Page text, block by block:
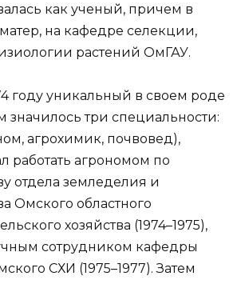
как ученый, причем в
на кафедре селекции,
растений ОмГАУ.
году уникальный в своем роде
значилось три специальности:
агрохимик, почвовед),
работать агрономом по
отдела земледелия и
Омского областного
хозяйства (1974–1975),
сотрудником кафедры
СХИ (1975–1977). Затем